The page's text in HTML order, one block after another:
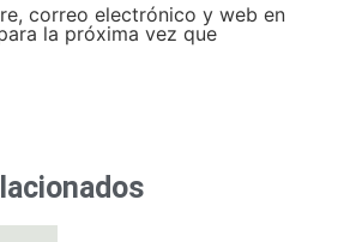
correo electrónico y web en
la próxima vez que